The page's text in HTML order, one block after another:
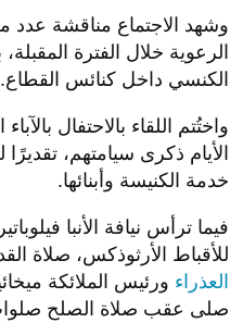
وشهد الاجتماع مناقشة عدد
الرعوية خلال الفترة
الكنسي داخل كنائس القطاع.
واختُتم اللقاء بالاحتفال
الأيام ذكرى سيامتهم،
خدمة الكنيسة وأبنائها.
فيما ترأس نيافة الأنبا
للأقباط الأرثوذكس، صلاة
العذراء ورئيس الملائكة
صلى عقب صلاة الصلح